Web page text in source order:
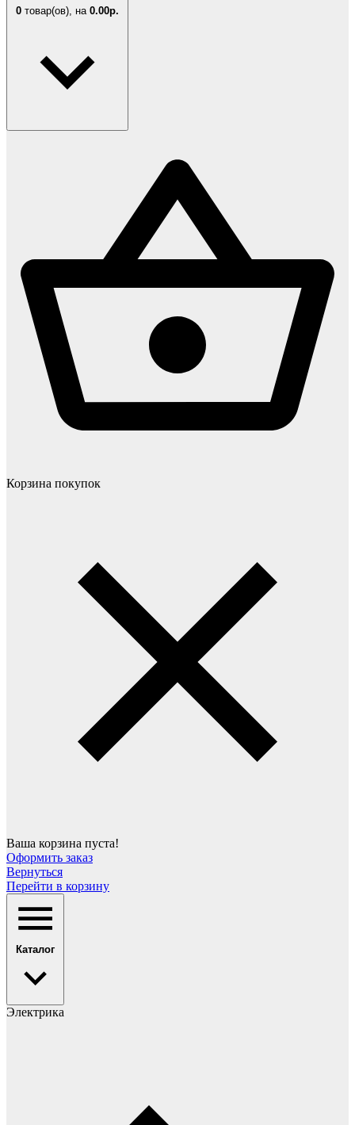
0 товар(ов), на 0.00р.
Корзина покупок
Ваша корзина пуста!
Оформить заказ
Вернуться
Перейти в корзину
Каталог
Электрика